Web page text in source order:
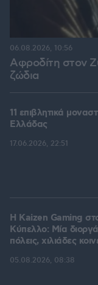
Αφροδίτη στον
ζώδια
06.08.2026, 10:56
11 επιβλητικά
Ελλάδας
17.06.2026, 22:51
H Kaizen Gaming
Kύπελλο: Μία
πόλεις, χιλιάδες
05.08.2026, 08:38